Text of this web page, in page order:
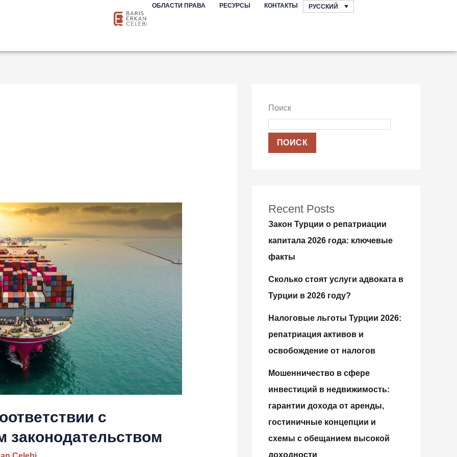
ОБЛАСТИ ПРАВА РЕСУРСЫ КОНТАКТЫ РУССКИЙ
с
законодательством
Поиск
ПОИСК
Recent Posts
Закон Турции о репатриации
капитала 2026 года: ключевые
факты
Сколько стоят услуги адвоката в
Турции в 2026 году?
Налоговые льготы Турции 2026:
репатриация активов и
освобождение от налогов
Мошенничество в сфере
инвестиций в недвижимость:
гарантии дохода от аренды,
гостиничные концепции и
схемы с обещанием высокой
доходности